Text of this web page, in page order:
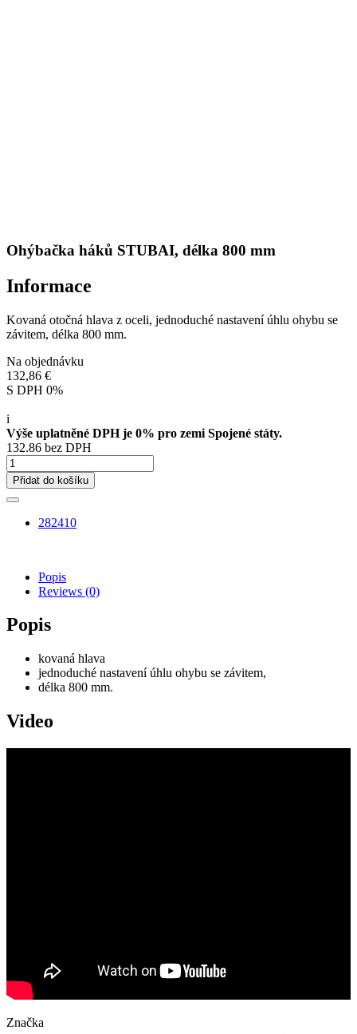
Ohýbačka háků STUBAI, délka 800 mm
Informace
Kovaná otočná hlava z oceli, jednoduché nastavení úhlu ohybu se
závitem, délka 800 mm.
Na objednávku
132,86 €
S DPH 0%
i
Výše uplatněné DPH je 0% pro zemi Spojené státy.
132.86 bez DPH
Přidat do košíku
282410
Popis
Reviews (0)
Popis
kovaná hlava
jednoduché nastavení úhlu ohybu se závitem,
délka 800 mm.
Video
Značka